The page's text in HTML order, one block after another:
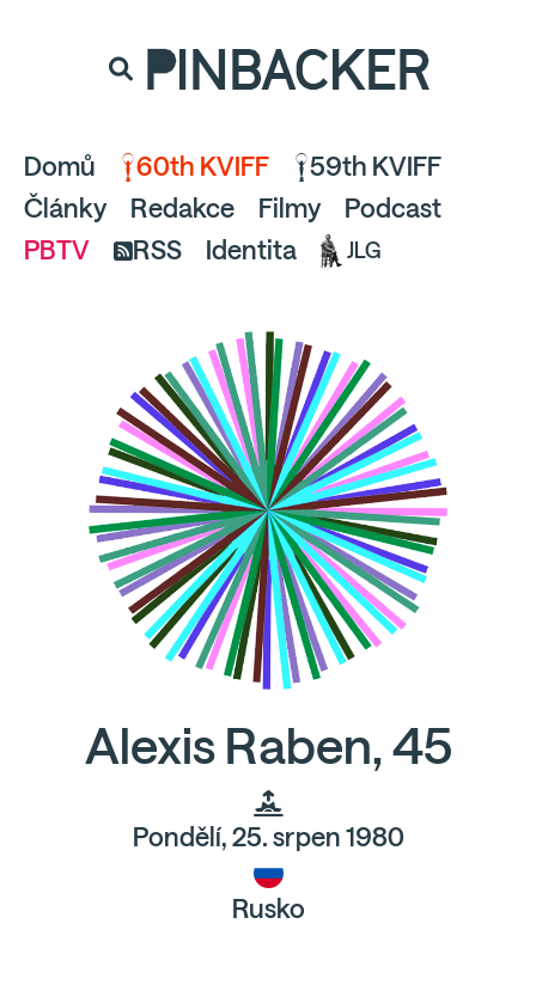
a pusťte se do čtení.
PINBACKER
Domů 60th KVIFF
59th KVIFF
Články
Redakce Filmy
Podcast
PBTV
RSS Identita JLG
Alexis Raben, 45
Pondělí, 25. srpen 1980
Rusko